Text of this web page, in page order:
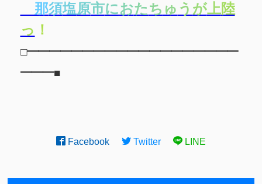
那須塩原市におたち ゅ う が上陸
っ ！
□━━━━━━━━━━━━━━━━━━━
━━━■
Facebook Twitter LINE